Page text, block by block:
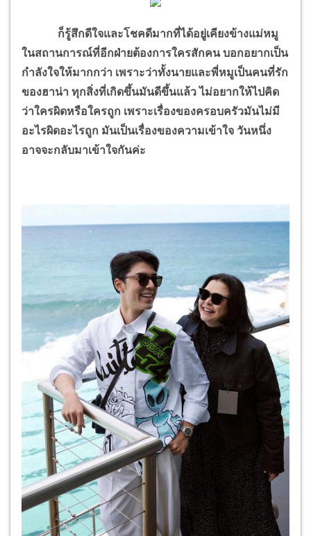
ก็รู้สึกดีใจและโชคดีมากที่ได้อยู่เคียงข้างแม่หมู
ในสถานการณ์ที่อีกฝ่ายต้องการใครสักคน บอกอยากเป็น
กำลังใจให้มากกว่า เพราะว่าทั้งนายและพี่หมูเป็นคนที่รัก
ของฮาน่า ทุกสิ่งที่เกิดขึ้นมันดีขึ้นแล้ว ไม่อยากให้ไปคิด
ว่าใครผิดหรือใครถูก เพราะเรื่องของครอบครัวมันไม่มี
อะไรผิดอะไรถูก มันเป็นเรื่องของความเข้าใจ วันหนึ่ง
อาจจะกลับมาเข้าใจกันค่ะ